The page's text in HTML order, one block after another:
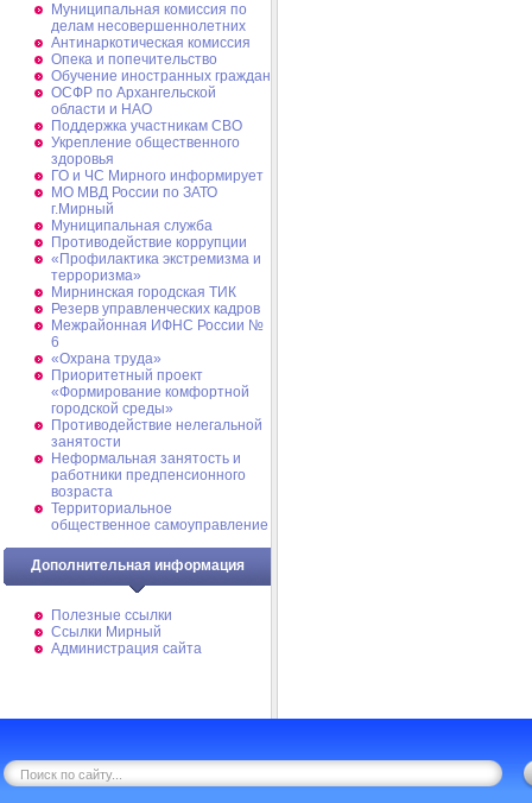
Муниципальная комиссия по
делам несовершеннолетних
Антинаркотическая комиссия
Опека и попечительство
Обучение иностранных граждан
ОСФР по Архангельской
области и НАО
Поддержка участникам СВО
Укрепление общественного
здоровья
ГО и ЧС Мирного информирует
МО МВД России по ЗАТО
г.Мирный
Муниципальная cлужба
Противодействие коррупции
«Профилактика экстремизма и
терроризма»
Мирнинская городская ТИК
Резерв управленческих кадров
Межрайонная ИФНС России №
6
«Охрана труда»
Приоритетный проект
«Формирование комфортной
городской среды»
Противодействие нелегальной
занятости
Неформальная занятость и
работники предпенсионного
возраста
Территориальное
общественное самоуправление
Дополнительная информация
Полезные ссылки
Ссылки Мирный
Администрация сайта